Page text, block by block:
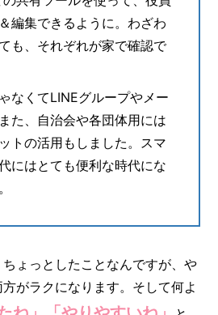
編集できるように。わざわ
も、それぞれが家で確認で
なくてLINEグループやメー
た、自治会や各団体用には
トの活用もしました。スマ
にはとても便利な時代にな
ょっとしたことなんですが、や
がラクになります。そして何よ